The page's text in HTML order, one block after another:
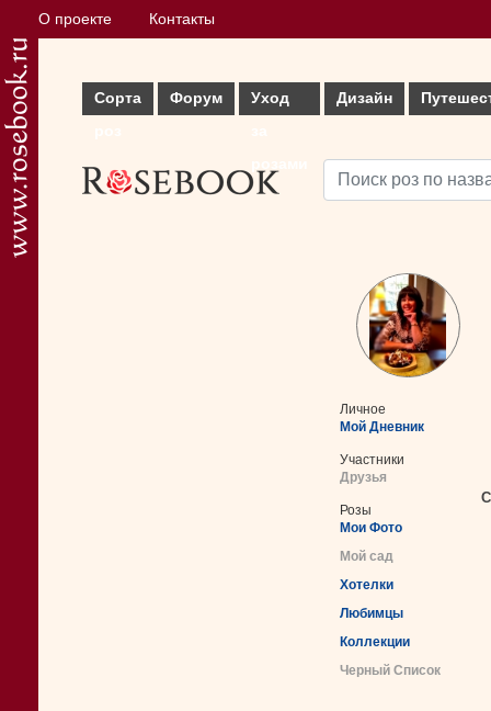
О проекте Контакты
Сорта
Форум
Уход
Дизайн
Личное
Мой Дневник
Участники
Друзья
Розы
Мои Фото
Мой сад
Хотелки
Любимцы
Коллекции
Черный Список